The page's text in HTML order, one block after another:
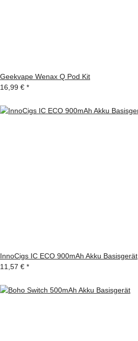
Geekvape Wenax Q Pod Kit
16,99 € *
InnoCigs IC ECO 900mAh Akku Basisgerät
11,57 € *